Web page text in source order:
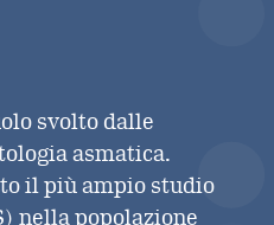
svolto dalle
asmatica.
il più ampio studio
nella popolazione